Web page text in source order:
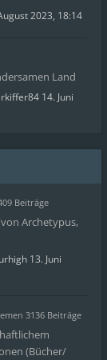
2023, 18:14
Land
14. Juni
Beiträge
Archetypus,
13. Juni
3136 Beiträge
(Bücher/